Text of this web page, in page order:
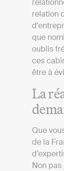
relation
que
oublis
ces
être à
La
Que
de la
Non